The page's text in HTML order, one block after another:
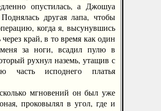
опустилась, а Джошуа
другая лапа, чтобы
когда я, высунувшись
край, в то время как один
за ноги, всадил пулю в
рухнул наземь, утащив с
часть исподнего платья
мгновений он был уже
проковылял в угол, где и